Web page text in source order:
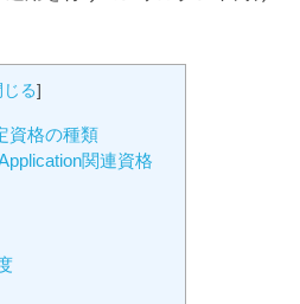
じる]
資格の種類
関連資格